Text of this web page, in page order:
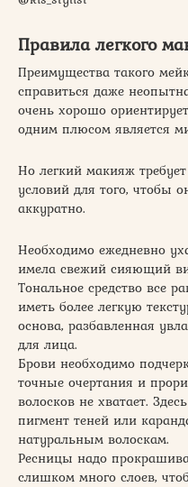
Правила легкого
Преимущества такого
справиться даже
очень хорошо
одним плюсом является
Но легкий макияж
условий для того, чтобы
аккуратно.
Необходимо ежедневно
имела свежий сияющий
Тональное средство все
иметь более легкую
основа, разбавленная
для лица.
Брови необходимо
точные очертания и
волосков не хватает.
пигмент теней или
натуральным волоскам.
Ресницы надо
слишком много слоев,